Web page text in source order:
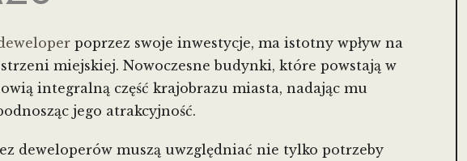
poprzez swoje inwestycje, ma istotny wpływ na
miejskiej. Nowoczesne budynki, które powstają w
integralną część krajobrazu miasta, nadając mu
jego atrakcyjność.
deweloperów muszą uwzględniać nie tylko potrzeby